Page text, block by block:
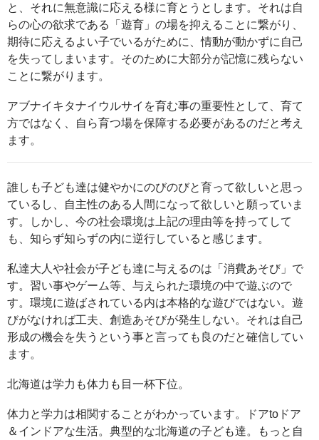
と、それに無意識に応える様に育とうとします。それは自
らの心の欲求である「遊育」の場を抑えることに繋がり、
期待に応えるよい子でいるがために、情動が動かずに自己
を失ってしまいます。そのために大部分が記憶に残らない
ことに繋がります。
アブナイキタナイウルサイを育む事の重要性として、育て
方ではなく、自ら育つ場を保障する必要があるのだと考え
ます。
誰しも子ども達は健やかにのびのびと育って欲しいと思っ
ているし、自主性のある人間になって欲しいと願っていま
す。しかし、今の社会環境は上記の理由等を持ってして
も、知らず知らずの内に逆行していると感じます。
私達大人や社会が子ども達に与えるのは「消費あそび」で
す。習い事やゲーム等、与えられた環境の中で遊ぶので
す。環境に遊ばされている内は本格的な遊びではない。遊
びがなければ工夫、創造あそびが発生しない。それは自己
形成の機会を失うという事と言っても良のだと確信してい
ます。
北海道は学力も体力も目一杯下位。
体力と学力は相関することがわかっています。ドアtoドア
＆インドアな生活。典型的な北海道の子ども達。もっと自